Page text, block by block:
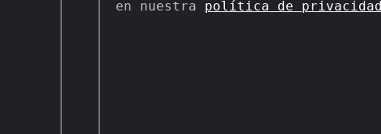
en nuestra política de privacidad